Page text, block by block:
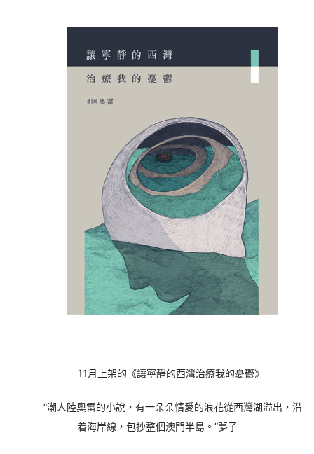
11 月上架的《讓寧靜的西灣治療我的憂鬱》
“潮人陸奧雷的小說，有一朵朵情愛的浪花從西灣湖溢出，沿
着海岸線，包抄整個澳門半島。”夢子